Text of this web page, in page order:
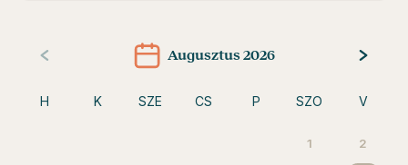
Augusztus 2026
H K SZE CS P SZO V
1 2